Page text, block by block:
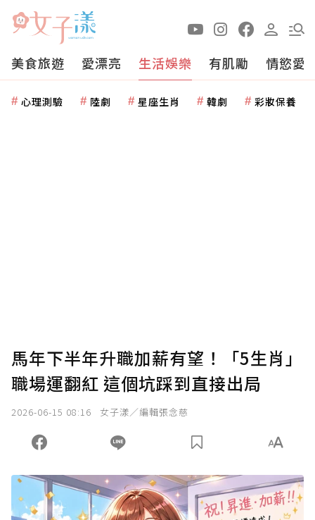
美食旅遊 愛漂亮 生活娛樂 有肌勵 情慾愛
心理測驗 陸劇 星座生肖 韓劇 彩妝保養
馬年下半年升職加薪有望！「5生肖」
職場運翻紅 這個坑踩到直接出局
2026-06-15 08:16 女子漾／編輯張念慈